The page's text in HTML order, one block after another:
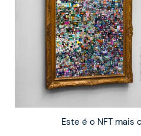
Este é o NFT mais